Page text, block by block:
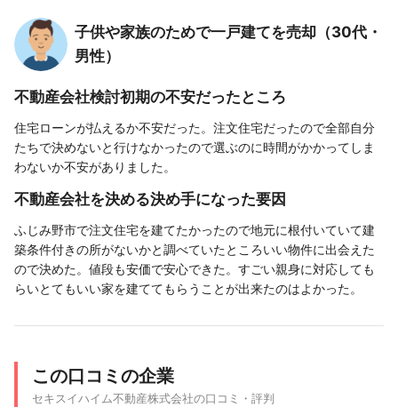
子供や家族のためで一戸建てを売却（30代・
男性）
不動産会社検討初期の不安だったところ
住宅ローンが払えるか不安だった。注文住宅だったので全部自分
たちで決めないと行けなかったので選ぶのに時間がかかってしま
わないか不安がありました。
不動産会社を決める決め手になった要因
ふじみ野市で注文住宅を建てたかったので地元に根付いていて建
築条件付きの所がないかと調べていたところいい物件に出会えた
ので決めた。値段も安価で安心できた。すごい親身に対応しても
らいとてもいい家を建ててもらうことが出来たのはよかった。
この口コミの企業
セキスイハイム不動産株式会社の口コミ・評判